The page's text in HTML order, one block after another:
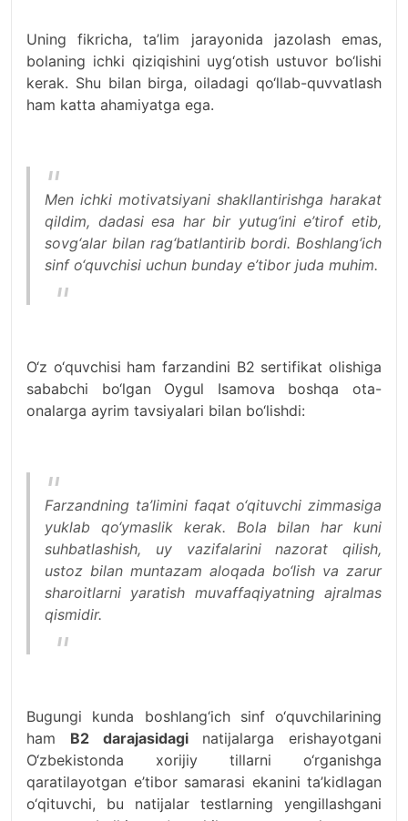
Uning fikricha, ta’lim jarayonida jazolash emas,
bolaning ichki qiziqishini uyg‘otish ustuvor bo‘lishi
kerak. Shu bilan birga, oiladagi qo‘llab-quvvatlash
ham katta ahamiyatga ega.
Men ichki motivatsiyani shakllantirishga harakat
qildim, dadasi esa har bir yutug‘ini e’tirof etib,
sovg‘alar bilan rag‘batlantirib bordi. Boshlang‘ich
sinf o‘quvchisi uchun bunday e’tibor juda muhim.
O‘z o‘quvchisi ham farzandini B2 sertifikat olishiga
sababchi bo‘lgan Oygul Isamova boshqa ota-
onalarga ayrim tavsiyalari bilan bo‘lishdi:
Farzandning ta’limini faqat o‘qituvchi zimmasiga
yuklab qo‘ymaslik kerak. Bola bilan har kuni
suhbatlashish, uy vazifalarini nazorat qilish,
ustoz bilan muntazam aloqada bo‘lish va zarur
sharoitlarni yaratish muvaffaqiyatning ajralmas
qismidir.
Bugungi kunda boshlang‘ich sinf o‘quvchilarining
ham B2 darajasidaginatijalarga erishayotgani
O‘zbekistonda xorijiy tillarni o‘rganishga
qaratilayotgan e’tibor samarasi ekanini ta’kidlagan
o‘qituvchi, bu natijalar testlarning yengillashgani